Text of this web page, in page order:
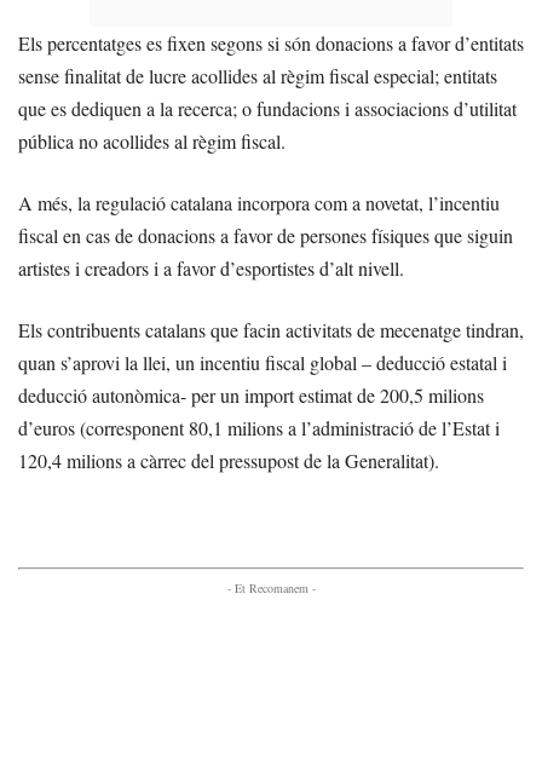
Els percentatges es fixen segons si són donacions a favor d’entitats
sense finalitat de lucre acollides al règim fiscal especial; entitats
que es dediquen a la recerca; o fundacions i associacions d’utilitat
pública no acollides al règim fiscal.
A més, la regulació catalana incorpora com a novetat, l’incentiu
fiscal en cas de donacions a favor de persones físiques que siguin
artistes i creadorsi a favor d’esportistes d’alt nivell.
Els contribuents catalans que facin activitats de mecenatge tindran,
quan s’aprovi la llei, un incentiu fiscal global – deducció estatal i
deducció autonòmica- per un import estimat de 200,5 milions
d’euros (corresponent 80,1 milions a l’administració de l’Estat i
120,4 milions a càrrec del pressupost de la Generalitat).
- Et Recomanem -